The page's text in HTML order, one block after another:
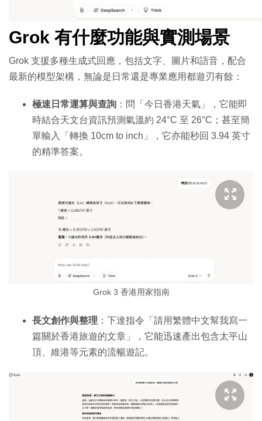
Grok 有什麼功能與實測場景
Grok 支援多種生成式回應，包括文字、圖片和語音，配合
最新的模型架構，無論是日常還是專業應用都遊刃有餘：
極速日常運算與查詢 ：問「今日香港天氣」，它能即
時結合天文台資訊預測氣溫約 24°C 至 26°C；甚至簡
單輸入「轉換 10cm to inch」，它亦能秒回 3.94 英寸
的精準答案。
Grok 3 香港用家指南
長文創作與整理 ：下達指令「請用繁體中文幫我寫一
篇關於香港旅遊的文章」，它能迅速產出包含太平山
頂、維港等元素的流暢遊記。